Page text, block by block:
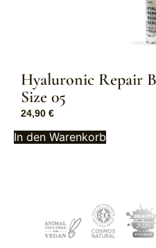
Hyaluronic Repair
Size 05
24,90 €
In den Warenkorb